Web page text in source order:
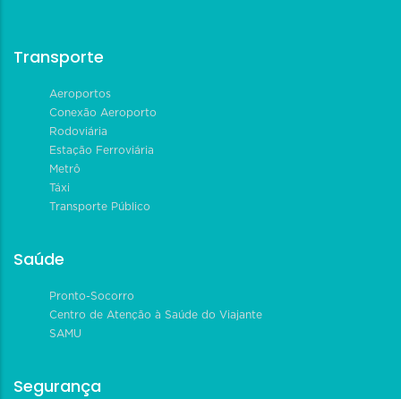
Transporte
Aeroportos
Conexão Aeroporto
Rodoviária
Estação Ferroviária
Metrô
Táxi
Transporte Público
Saúde
Pronto-Socorro
Centro de Atenção à Saúde do Viajante
SAMU
Segurança